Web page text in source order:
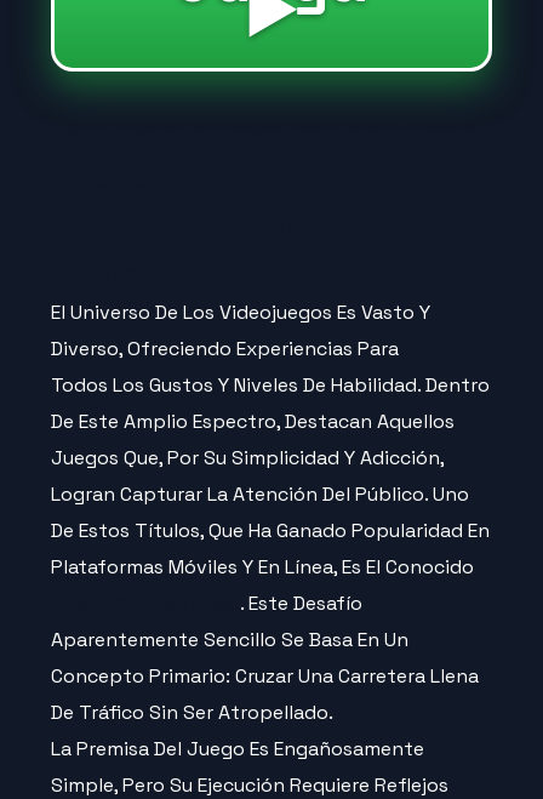
El Universo De Los Videojuegos Es Vasto Y
Diverso, Ofreciendo Experiencias Para
Todos Los Gustos Y Niveles De Habilidad. Dentro
De Este Amplio Espectro, Destacan Aquellos
Juegos Que, Por Su Simplicidad Y Adicción,
Logran Capturar La Atención Del Público. Uno
De Estos Títulos, Que Ha Ganado Popularidad En
Plataformas Móviles Y En Línea, Es El Conocido
. Este Desafío
Aparentemente Sencillo Se Basa En Un
Concepto Primario: Cruzar Una Carretera Llena
De Tráfico Sin Ser Atropellado.
La Premisa Del Juego Es Engañosamente
Simple, Pero Su Ejecución Requiere Reflejos